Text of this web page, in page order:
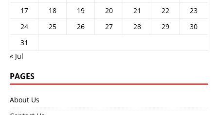
17
18 19 20 21 22
23
24
25 26 27 28 29
30
31
« Jul
PAGES
About Us